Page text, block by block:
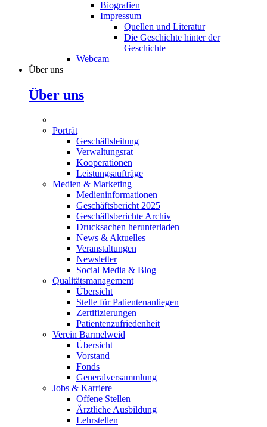
Biografien
Impressum
Quellen und Literatur
Die Geschichte hinter der
Geschichte
Webcam
Über uns
Über uns
Porträt
Geschäftsleitung
Verwaltungsrat
Kooperationen
Leistungsaufträge
Medien & Marketing
Medieninformationen
Geschäftsbericht 2025
Geschäftsberichte Archiv
Drucksachen herunterladen
News & Aktuelles
Veranstaltungen
Newsletter
Social Media & Blog
Qualitätsmanagement
Übersicht
Stelle für Patientenanliegen
Zertifizierungen
Patientenzufriedenheit
Verein Barmelweid
Übersicht
Vorstand
Fonds
Generalversammlung
Jobs & Karriere
Offene Stellen
Ärztliche Ausbildung
Lehrstellen